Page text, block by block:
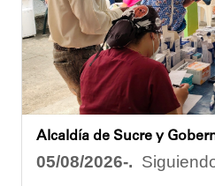
El programa "Café con
Oskarina Rosso.
05/08/2026-.